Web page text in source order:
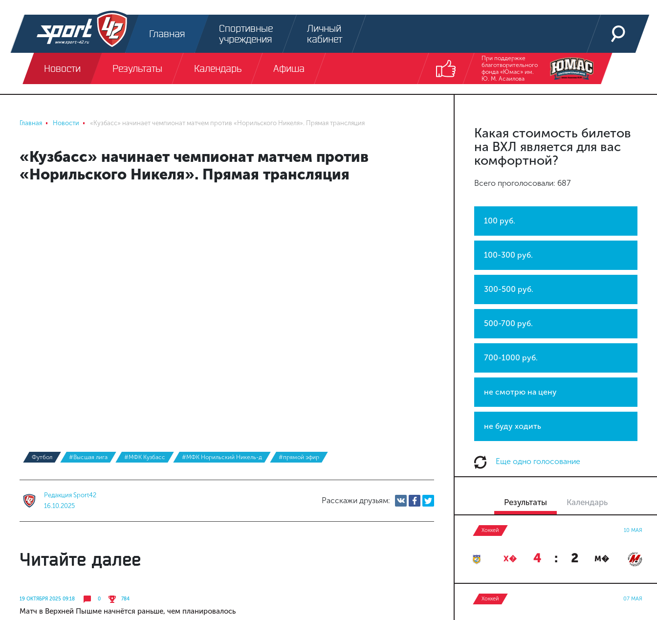
Главная
Спортивные
учреждения
Личный
кабинет
Новости Результаты Календарь Афиша
При поддержке
благотворительного
фонда «Юмас» им.
Ю. М. Асаилова
Главная Новости «Кузбасс» начинает чемпионат матчем против «Норильского Никеля». Прямая трансляция
«Кузбасс» начинает чемпионат матчем против
«Норильского Никеля». Прямая трансляция
Футбол #Высшая лига #МФК Кузбасс #МФК Норильский Никель-д #прямой эфир
Редакция Sport42
16.10.2025
Расскажи друзьям:
Читайте далее
19 ОКТЯБРЯ 2025 09:18 0 784
Матч в Верхней Пышме начнётся раньше, чем планировалось
Какая стоимость билетов
на ВХЛ является для вас
комфортной?
Всего проголосовали: 687
100 руб.
100-300 руб.
300-500 руб.
500-700 руб.
700-1000 руб.
не смотрю на цену
не буду ходить
Еще одно голосование
Результаты Календарь
Хоккей 10 МАЯ
Х� 4 : 2 М�
Хоккей 07 МАЯ